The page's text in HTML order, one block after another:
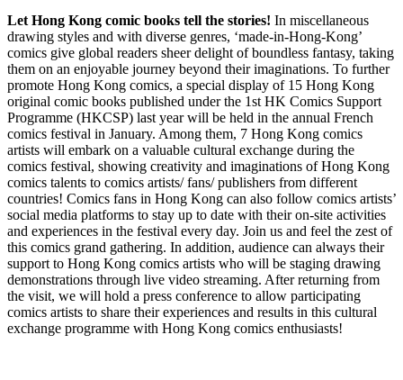
Let Hong Kong comic books tell the stories! In miscellaneous
drawing styles and with diverse genres, ‘made-in-Hong-Kong’
comics give global readers sheer delight of boundless fantasy, taking
them on an enjoyable journey beyond their imaginations. To further
promote Hong Kong comics, a special display of 15 Hong Kong
original comic books published under the 1st HK Comics Support
Programme (HKCSP) last year will be held in the annual French
comics festival in January. Among them, 7 Hong Kong comics
artists will embark on a valuable cultural exchange during the
comics festival, showing creativity and imaginations of Hong Kong
comics talents to comics artists/ fans/ publishers from different
countries! Comics fans in Hong Kong can also follow comics artists’
social media platforms to stay up to date with their on-site activities
and experiences in the festival every day. Join us and feel the zest of
this comics grand gathering. In addition, audience can always their
support to Hong Kong comics artists who will be staging drawing
demonstrations through live video streaming. After returning from
the visit, we will hold a press conference to allow participating
comics artists to share their experiences and results in this cultural
exchange programme with Hong Kong comics enthusiasts!